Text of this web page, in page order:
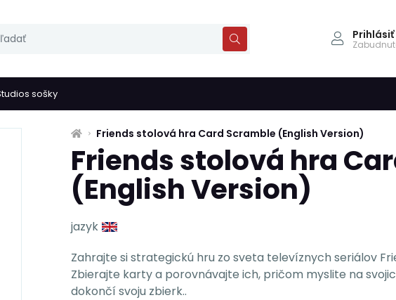
Prihlásiť
sošky
Friends stolová hra Card Scramble (English Version)
Friends stolová hra
(English Version)
jazyk
Zahrajte si strategickú hru zo sveta televíznych seriálov
Zbierajte karty a porovnávajte ich, pričom myslite na
dokončí svoju zbierk..